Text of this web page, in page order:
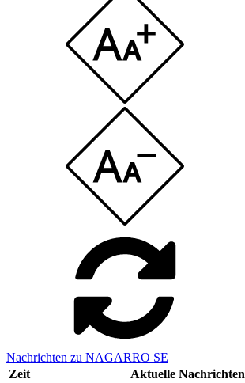
Nachrichten zu NAGARRO SE
Zeit
Aktuelle Nachrichten